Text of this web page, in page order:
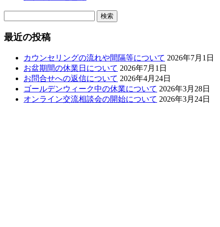
最近の投稿
カウンセリングの流れや間隔等について 2026年7月1日
お盆期間の休業日について 2026年7月1日
お問合せへの返信について 2026年4月24日
ゴールデンウィーク中の休業について 2026年3月28日
オンライン交流相談会の開始について 2026年3月24日